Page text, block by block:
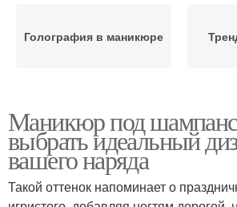
Голография в маникюре
Маникюр на овальные
ногти
Маникюр под
выбрать идеальный
вашего наряда
Такой оттенок напоминает о